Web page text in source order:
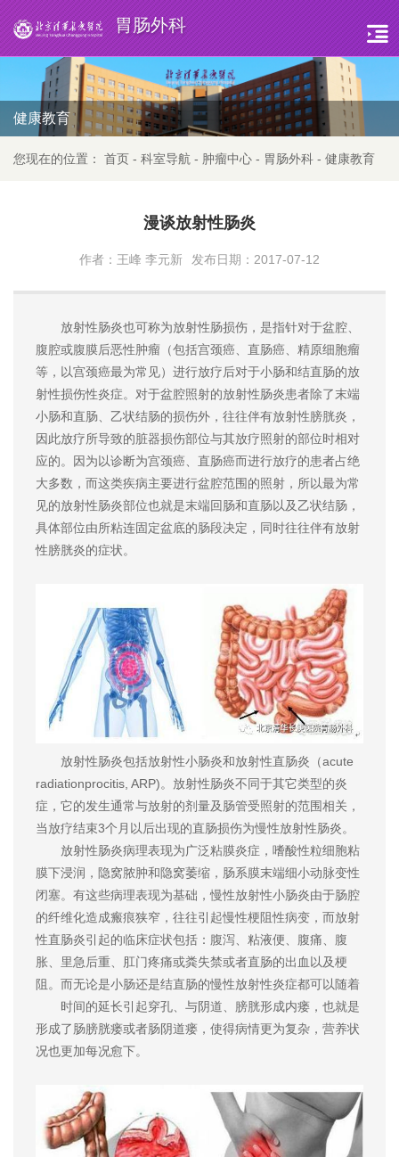
胃肠外科
健康教育
您现在的位置： 首页 - 科室导航 - 肿瘤中心 - 胃肠外科 - 健康教育
漫谈放射性肠炎
作者：王峰 李元新 发布日期：2017-07-12
放射性肠炎也可称为放射性肠损伤，是指针对于盆腔、
腹腔或腹膜后恶性肿瘤（包括宫颈癌、直肠癌、精原细胞瘤
等，以宫颈癌最为常见）进行放疗后对于小肠和结直肠的放
射性损伤性炎症。对于盆腔照射的放射性肠炎患者除了末端
小肠和直肠、乙状结肠的损伤外，往往伴有放射性膀胱炎，
因此放疗所导致的脏器损伤部位与其放疗照射的部位时相对
应的。因为以诊断为宫颈癌、直肠癌而进行放疗的患者占绝
大多数，而这类疾病主要进行盆腔范围的照射，所以最为常
见的放射性肠炎部位也就是末端回肠和直肠以及乙状结肠，
具体部位由所粘连固定盆底的肠段决定，同时往往伴有放射
性膀胱炎的症状。
放射性肠炎包括放射性小肠炎和放射性直肠炎（acute
radiationprocitis, ARP)。放射性肠炎不同于其它类型的炎
症，它的发生通常与放射的剂量及肠管受照射的范围相关，
当放疗结束3个月以后出现的直肠损伤为慢性放射性肠炎。
放射性肠炎病理表现为广泛粘膜炎症，嗜酸性粒细胞粘
膜下浸润，隐窝脓肿和隐窝萎缩，肠系膜末端细小动脉变性
闭塞。有这些病理表现为基础，慢性放射性小肠炎由于肠腔
的纤维化造成瘢痕狭窄，往往引起慢性梗阻性病变，而放射
性直肠炎引起的临床症状包括：腹泻、粘液便、腹痛、腹
胀、里急后重、肛门疼痛或粪失禁或者直肠的出血以及梗
阻。而无论是小肠还是结直肠的慢性放射性炎症都可以随着
时间的延长引起穿孔、与阴道、膀胱形成内瘘，也就是
形成了肠膀胱瘘或者肠阴道瘘，使得病情更为复杂，营养状
况也更加每况愈下。